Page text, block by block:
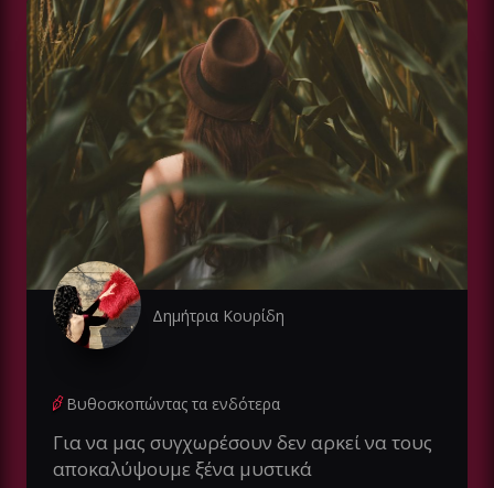
Δημήτρια Κουρίδη
Βυθοσκοπώντας τα ενδότερα
Για να μας συγχωρέσουν δεν αρκεί να τους
αποκαλύψουμε ξένα μυστικά